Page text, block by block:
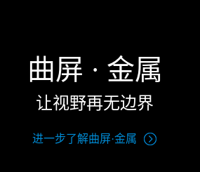
曲屏 · 金属
让视野再无边界
进一步了解曲屏·金属